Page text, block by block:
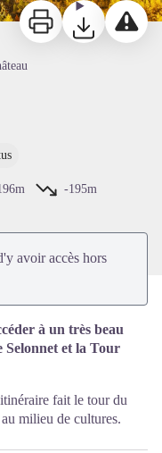
en plein écran
ImprimerTéléchargerSignaler
-195m
avoir accès hors
à un très beau
Selonnet et la Tour
fait le tour du
milieu de cultures.